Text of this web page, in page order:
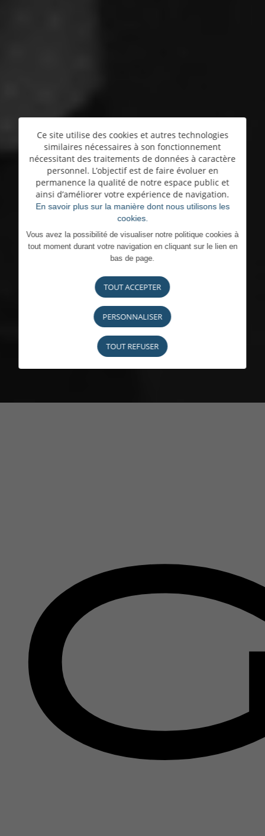
Ce site utilise des cookies et autres technologies
similaires nécessaires à son fonctionnement
nécessitant des traitements de données à caractère
personnel. L’objectif est de faire évoluer en
permanence la qualité de notre espace public et
ainsi d’améliorer votre expérience de navigation.
En savoir plus sur la manière dont nous utilisons les
cookies.
Vous avez la possibilité de visualiser notre politique cookies à
tout moment durant votre navigation en cliquant sur le lien en
bas de page.
TOUT ACCEPTER
PERSONNALISER
TOUT REFUSER